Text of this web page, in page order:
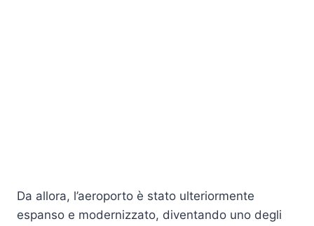
Da allora, l’aeroporto è stato ulteriormente
espanso e modernizzato, diventando uno degli